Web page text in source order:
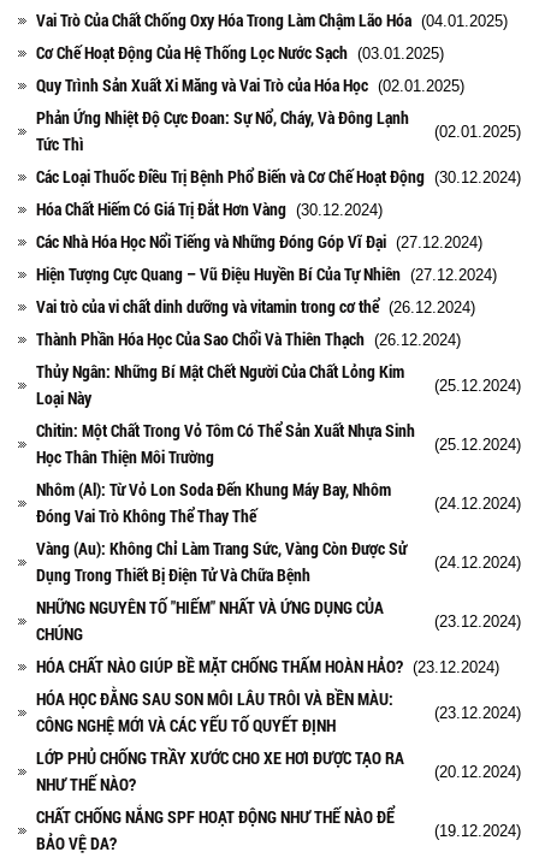
Vai Trò Của Chất Chống Oxy Hóa Trong Làm Chậm Lão Hóa (04.01.2025)
Cơ Chế Hoạt Động Của Hệ Thống Lọc Nước Sạch (03.01.2025)
Quy Trình Sản Xuất Xi Măng và Vai Trò của Hóa Học (02.01.2025)
Phản Ứng Nhiệt Độ Cực Đoan: Sự Nổ, Cháy, Và Đông Lạnh
Tức Thì
(02.01.2025)
Các Loại Thuốc Điều Trị Bệnh Phổ Biến và Cơ Chế Hoạt Động (30.12.2024)
Hóa Chất Hiếm Có Giá Trị Đắt Hơn Vàng (30.12.2024)
Các Nhà Hóa Học Nổi Tiếng và Những Đóng Góp Vĩ Đại (27.12.2024)
Hiện Tượng Cực Quang – Vũ Điệu Huyền Bí Của Tự Nhiên (27.12.2024)
Vai trò của vi chất dinh dưỡng và vitamin trong cơ thể (26.12.2024)
Thành Phần Hóa Học Của Sao Chổi Và Thiên Thạch (26.12.2024)
Thủy Ngân: Những Bí Mật Chết Người Của Chất Lỏng Kim
Loại Này
(25.12.2024)
Chitin: Một Chất Trong Vỏ Tôm Có Thể Sản Xuất Nhựa Sinh
Học Thân Thiện Môi Trường
(25.12.2024)
Nhôm (Al): Từ Vỏ Lon Soda Đến Khung Máy Bay, Nhôm
Đóng Vai Trò Không Thể Thay Thế
(24.12.2024)
Vàng (Au): Không Chỉ Làm Trang Sức, Vàng Còn Được Sử
Dụng Trong Thiết Bị Điện Tử Và Chữa Bệnh
(24.12.2024)
NHỮNG NGUYÊN TỐ "HIẾM" NHẤT VÀ ỨNG DỤNG CỦA
CHÚNG
(23.12.2024)
HÓA CHẤT NÀO GIÚP BỀ MẶT CHỐNG THẤM HOÀN HẢO? (23.12.2024)
HÓA HỌC ĐẰNG SAU SON MÔI LÂU TRÔI VÀ BỀN MÀU:
CÔNG NGHỆ MỚI VÀ CÁC YẾU TỐ QUYẾT ĐỊNH
(23.12.2024)
LỚP PHỦ CHỐNG TRẦY XƯỚC CHO XE HƠI ĐƯỢC TẠO RA
NHƯ THẾ NÀO?
(20.12.2024)
CHẤT CHỐNG NẮNG SPF HOẠT ĐỘNG NHƯ THẾ NÀO ĐỂ
BẢO VỆ DA?
(19.12.2024)